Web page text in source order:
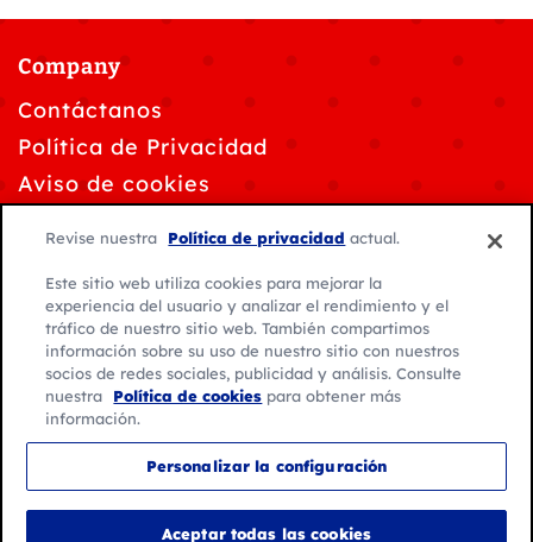
Company
Contáctanos
Política de Privacidad
Aviso de cookies
Condiciones de Uso
© 2026 General Mills. Todos los derechos reservados.
América Latina
Español
Revise nuestra Política de privacidad actual.
Este sitio web utiliza cookies para mejorar la
experiencia del usuario y analizar el rendimiento y el
tráfico de nuestro sitio web. También compartimos
información sobre su uso de nuestro sitio con nuestros
socios de redes sociales, publicidad y análisis. Consulte
nuestra
Política de cookies para obtener más
información.
Personalizar la configuración
Aceptar todas las cookies